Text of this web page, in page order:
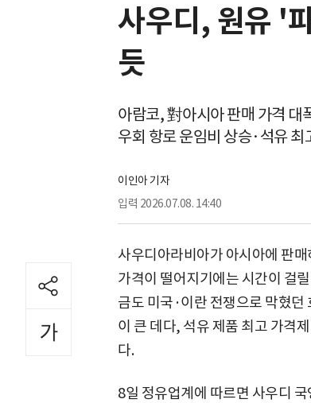
사우디, 원유 '
듯
아람코, 對아시아 판매 가격 대
우회 항로 운임비 상승·석유 최
이인아 기자
입력 2026.07.08. 14:40
사우디아라비아가 아시아에 판
가격이 떨어지기에는 시간이 걸
금도 미국·이란 전쟁으로 막혔
이 큰 데다, 석유 제품 최고 가격
다.
8일 정유업계에 따르면 사우디